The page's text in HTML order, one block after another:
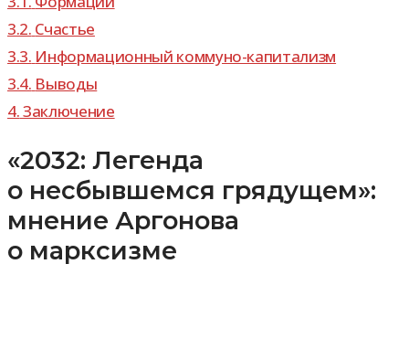
3.2. Счастье
3.3. Информационный коммуно-​капитализм
3.4. Выводы
4.Заключение
«2032: Легенда
о несбывшемся грядущем»:
мнение Аргонова
о марксизме